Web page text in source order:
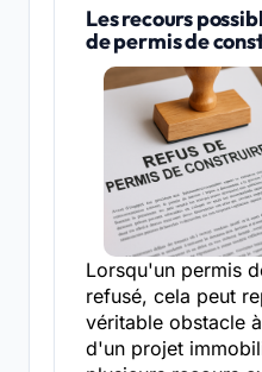
Les recours
de permis de
Lorsqu'un permis
refusé, cela peut
véritable obstacle
d'un projet